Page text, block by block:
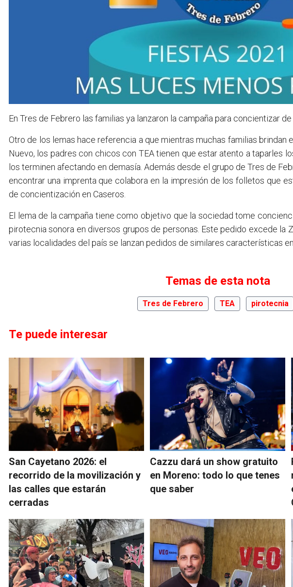
En Tres de Febrero las familias ya lanzaron la campaña para concientizar
Otro de los lemas hace referencia a que mientras muchas familias brindan
Nuevo, los padres con chicos con TEA tienen que estar atento a taparles
los terminen afectando en demasía. Además desde el grupo de Tres de
encontrar una imprenta que colabora en la impresión de los folletos que
de concientización en Caseros.
El lema de la campaña tiene como objetivo que la sociedad tome
pirotecnia sonora en diversos grupos de personas. Este pedido excede la
varias localidades del país se lanzan pedidos de similares características
Temas de esta nota
Tres de Febrero TEA pirotecnia
Te puede interesar
San Cayetano 2026: el
recorrido de la movilización y
las calles que estarán
cerradas
Cazzu dará un show gratuito
en Moreno: todo lo que tenes
que saber